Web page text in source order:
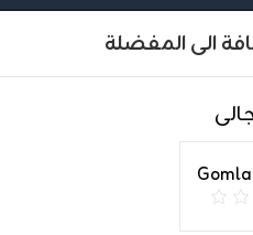
الى المفضلة